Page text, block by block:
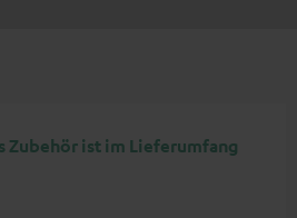
Zubehör ist im Lieferumfang